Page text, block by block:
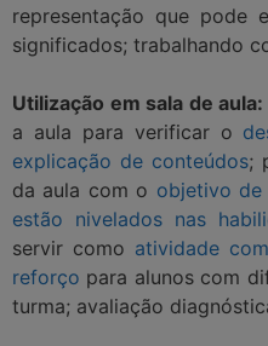
representação que pode
significados; trabalhando
Utilização em sala de aula:
a aula para verificar o
explicação de conteúdos;
da aula com o objetivo
estão nivelados nas
servir como atividade
reforço para alunos com
turma; avaliação